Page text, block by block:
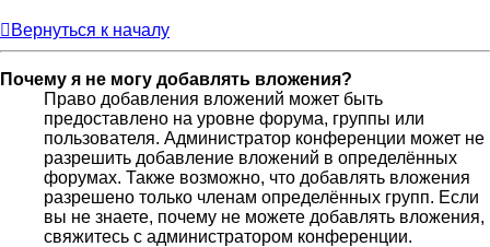
Вернуться к началу
Почему я не могу добавлять вложения?
Право добавления вложений может быть
предоставлено на уровне форума, группы или
пользователя. Администратор конференции может не
разрешить добавление вложений в определённых
форумах. Также возможно, что добавлять вложения
разрешено только членам определённых групп. Если
вы не знаете, почему не можете добавлять вложения,
свяжитесь с администратором конференции.